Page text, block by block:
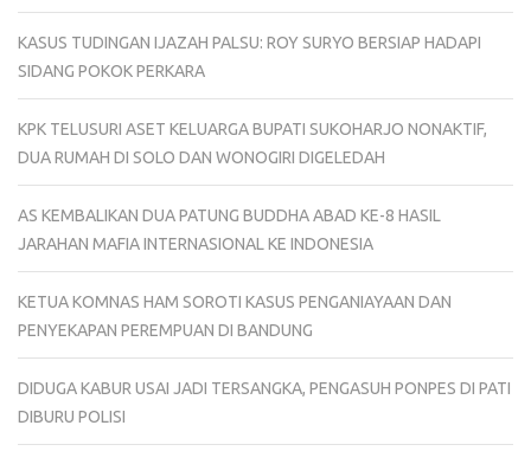
KASUS TUDINGAN IJAZAH PALSU: ROY SURYO BERSIAP HADAPI
SIDANG POKOK PERKARA
KPK TELUSURI ASET KELUARGA BUPATI SUKOHARJO NONAKTIF,
DUA RUMAH DI SOLO DAN WONOGIRI DIGELEDAH
AS KEMBALIKAN DUA PATUNG BUDDHA ABAD KE-8 HASIL
JARAHAN MAFIA INTERNASIONAL KE INDONESIA
KETUA KOMNAS HAM SOROTI KASUS PENGANIAYAAN DAN
PENYEKAPAN PEREMPUAN DI BANDUNG
DIDUGA KABUR USAI JADI TERSANGKA, PENGASUH PONPES DI PATI
DIBURU POLISI